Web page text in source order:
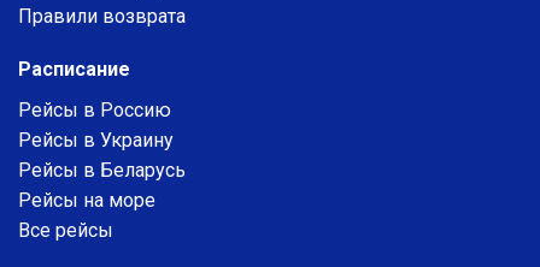
Правили возврата
Расписание
Рейсы в Россию
Рейсы в Украину
Рейсы в Беларусь
Рейсы на море
Все рейсы